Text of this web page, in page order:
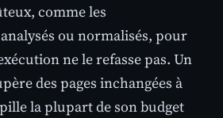
comme les
ou normalisés, pour
ne le refasse pas. Un
des pages inchangées à
la plupart de son budget